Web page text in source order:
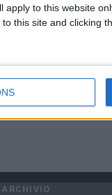
apply to this website
this site and clicking
ARCHIVIO